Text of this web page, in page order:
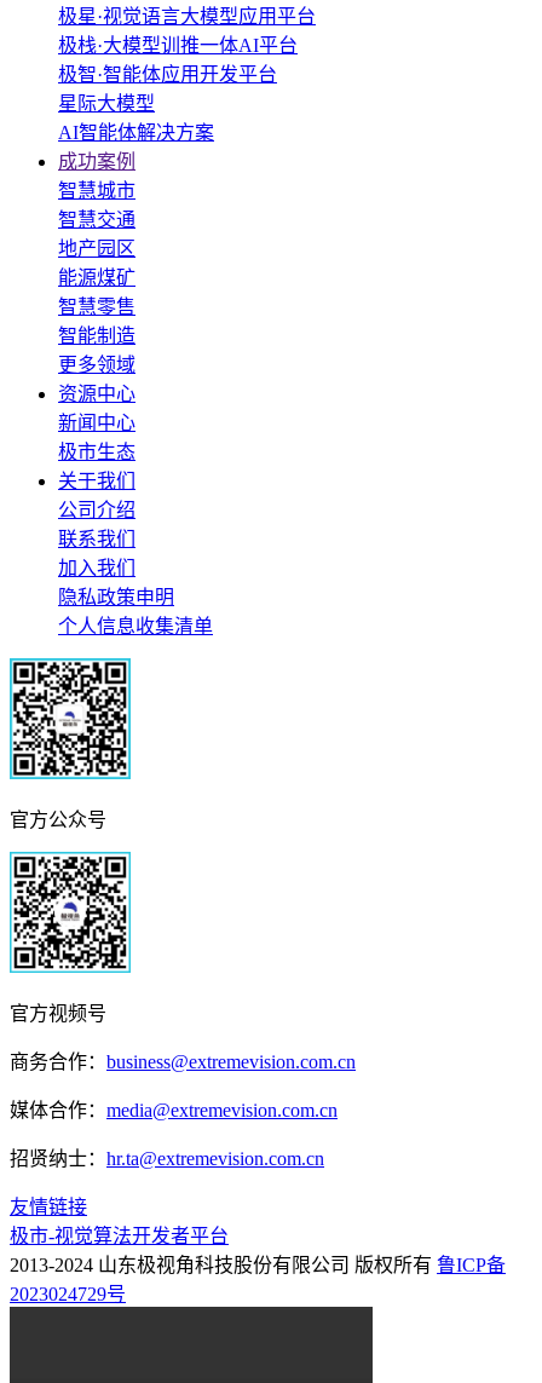
极星·视觉语言大模型应用平台
极栈·大模型训推一体AI平台
极智·智能体应用开发平台
星际大模型
AI智能体解决方案
成功案例
智慧城市
智慧交通
地产园区
能源煤矿
智慧零售
智能制造
更多领域
资源中心
新闻中心
极市生态
关于我们
公司介绍
联系我们
加入我们
隐私政策申明
个人信息收集清单
官方公众号
官方视频号
商务合作： business@extremevision.com.cn
媒体合作： media@extremevision.com.cn
招贤纳士： hr.ta@extremevision.com.cn
友情链接
极市-视觉算法开发者平台
2013-2024 山东极视角科技股份有限公司 版权所有 鲁ICP备
2023024729号